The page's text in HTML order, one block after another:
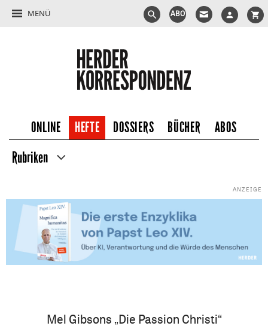
MENÜ ABO
ONLINE HEFTE DOSSIERS BÜCHER ABOS
Rubriken
Mel Gibsons „Die Passion Christi“